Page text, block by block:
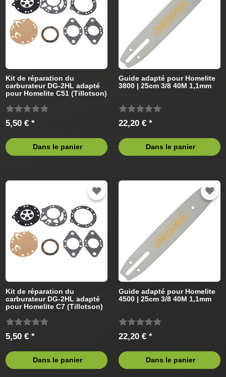
Kit de réparation du
carburateur DG-2HL adapté
pour Homelite C51 (Tillotson)
5,50 € *
Dans le panier
Guide adapté pour Homelite
3800 | 25cm 3/8 40M 1,1mm
22,20 € *
Dans le panier
Kit de réparation du
carburateur DG-2HL adapté
pour Homelite C7 (Tillotson)
5,50 € *
Dans le panier
Guide adapté pour Homelite
4500 | 25cm 3/8 40M 1,1mm
22,20 € *
Dans le panier